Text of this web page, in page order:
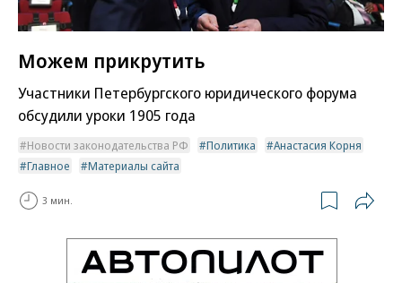
Можем прикрутить
Участники Петербургского юридического форума
обсудили уроки 1905 года
Новости законодательства РФ Политика
Анастасия Корня
Главное
Материалы сайта
3 мин.